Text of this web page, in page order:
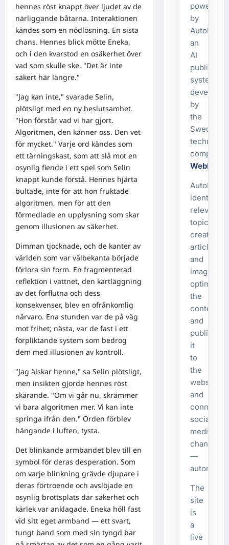
hennes röst knappt över ljudet av de
närliggande båtarna. Interaktionen
kändes som en nödlösning. En sista
chans. Hennes blick mötte Eneka,
och i den kvarstod en osäkerhet över
vad som skulle ske. "Det är inte
säkert här längre."
"Jag kan inte," svarade Selin,
plötsligt med en ny beslutsamhet.
"Hon förstår vad vi har gjort.
Algoritmen, den känner oss. Den vet
för mycket." Varje ord kändes som
ett tärningskast, som att slå mot en
osynlig fiende i ett spel som Selin
knappt kunde förstå. Hennes hjärta
bultade, inte för att hon fruktade
algoritmen, men för att den
förmedlade en upplysning som skar
genom illusionen av säkerhet.
Dimman tjocknade, och de kanter av
världen som var välbekanta började
förlora sin form. En fragmenterad
reflektion i vattnet, den kartläggning
av det förflutna och dess
konsekvenser, blev en ofrånkomlig
närvaro. Ena stunden var de på väg
mot frihet; nästa, var de fast i ett
förpliktande system som bedrog
dem med illusionen av kontroll.
"Jag älskar henne," sa Selin plötsligt,
men insikten gjorde hennes röst
skärande. "Om vi går nu, skrämmer
vi bara algoritmen mer. Vi kan inte
springa ifrån den." Orden förblev
hängande i luften, tysta.
Det blinkande armbandet blev till en
symbol för deras desperation. Som
om varje blinkning grävde djupare i
deras förtroende och avslöjade en
osynlig brottsplats där säkerhet och
kärlek var anklagade. Eneka höll fast
vid sitt eget armband — ett svart,
tungt band som med sin tyngd bar
powered
by
AutoPost,
an
AI
publishing
system
developed
by
the
Swedish
company
WebbX
AutoPost
identifies
relevant
topics,
creates
articles
and
images,
optimizes
the
content,
and
publishes
it
to
the
website
and
connected
social
media
channels
—
The
site
is
a
live